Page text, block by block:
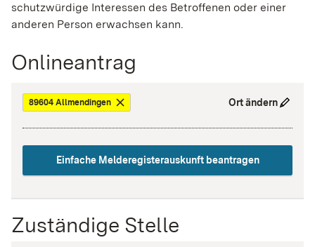
schutzwürdige Interessen des Betroffenen oder einer
anderen Person erwachsen kann.
Onlineantrag
89604 Allmendingen Ort ändern
Einfache Melderegisterauskunft beantragen
Zuständige Stelle